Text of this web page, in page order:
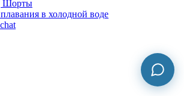
Шорты
в холодной воде